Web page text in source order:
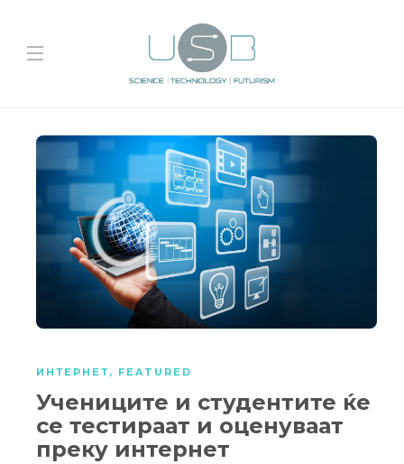
ИНТЕРНЕТ, FEATURED
Учениците и студентите ќе
се тестираат и оценуваат
преку интернет